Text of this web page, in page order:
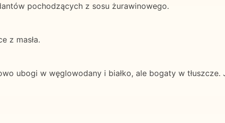
pochodzących z sosu żurawinowego.
z masła.
ubogi w węglowodany i białko, ale bogaty w tłuszcze.